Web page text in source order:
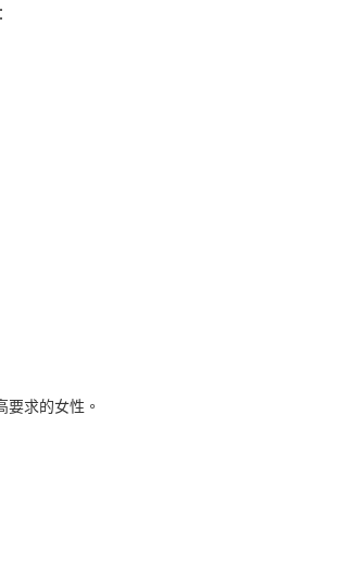
求的女性。